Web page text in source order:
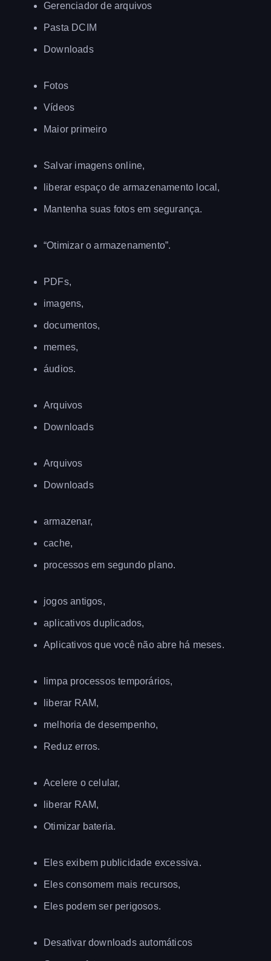
Gerenciador de arquivos
Pasta DCIM
Downloads
Fotos
Vídeos
Maior primeiro
Salvar imagens online,
liberar espaço de armazenamento local,
Mantenha suas fotos em segurança.
“Otimizar o armazenamento”.
PDFs,
imagens,
documentos,
memes,
áudios.
Arquivos
Downloads
Arquivos
Downloads
armazenar,
cache,
processos em segundo plano.
jogos antigos,
aplicativos duplicados,
Aplicativos que você não abre há meses.
limpa processos temporários,
liberar RAM,
melhoria de desempenho,
Reduz erros.
Acelere o celular,
liberar RAM,
Otimizar bateria.
Eles exibem publicidade excessiva.
Eles consomem mais recursos,
Eles podem ser perigosos.
Desativar downloads automáticos